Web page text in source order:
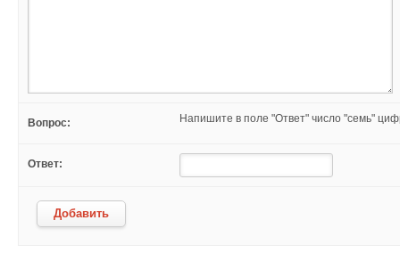
Вопрос: Напишите в поле "Ответ" число "семь"
Ответ:
Добавить